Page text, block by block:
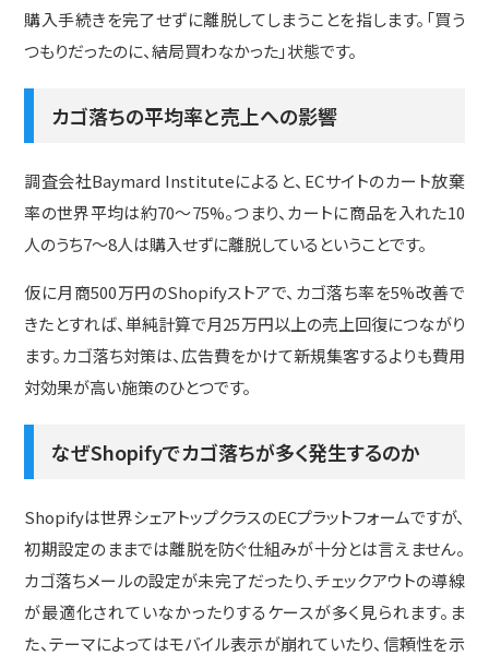
購入手続きを完了せずに離脱してしまうことを指します。「買う
つもりだったのに、結局買わなかった」状態です。
カゴ落ちの平均率と売上への影響
調査会社Baymard Instituteによると、ECサイトのカート放棄
率の世界平均は約70〜75%。つまり、カートに商品を入れた10
人のうち7〜8人は購入せずに離脱しているということです。
仮に月商500万円のShopifyストアで、カゴ落ち率を5%改善で
きたとすれば、単純計算で月25万円以上の売上回復につながり
ます。カゴ落ち対策は、広告費をかけて新規集客するよりも費用
対効果が高い施策のひとつです。
なぜShopifyでカゴ落ちが多く発生するのか
Shopifyは世界シェアトップクラスのECプラットフォームですが、
初期設定のままでは離脱を防ぐ仕組みが十分とは言えません。
カゴ落ちメールの設定が未完了だったり、チェックアウトの導線
が最適化されていなかったりするケースが多く見られます。ま
た、テーマによってはモバイル表示が崩れていたり、信頼性を示